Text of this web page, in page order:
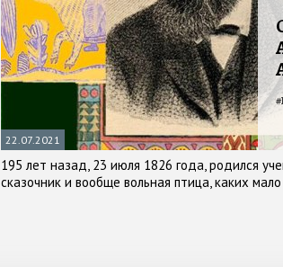
22.07.2021
195 лет назад, 23 июля 1826 года, родился
сказочник и вообще вольная птица, каких мало
#